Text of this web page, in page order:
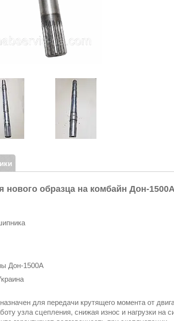
образца на комбайн Дон-
Дон-1500А
для передачи крутящего момента от
узла сцепления, снижая износ и нагрузки на